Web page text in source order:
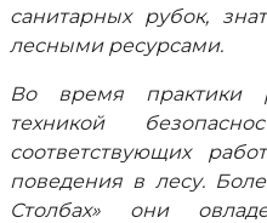
санитарных рубок,
лесными ресурсами.
Во время практики
техникой
соответствующих
поведения в лесу.
Столбах» они